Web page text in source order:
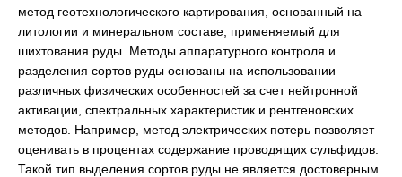
метод геотехнологического картирования, основанный на
литологии и минеральном составе, применяемый для
шихтования руды. Методы аппаратурного контроля и
разделения сортов руды основаны на использовании
различных физических особенностей за счет нейтронной
активации, спектральных характеристик и рентгеновских
методов. Например, метод электрических потерь позволяет
оценивать в процентах содержание проводящих сульфидов.
Такой тип выделения сортов руды не является достоверным